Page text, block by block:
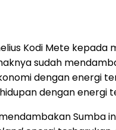
Kodi Mete kepada
sudah
dengan energi
dengan energi
Sumba